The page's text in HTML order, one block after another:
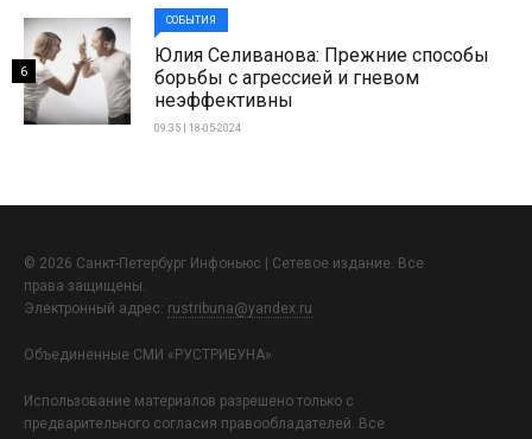
СОБЫТИЯ
Юлия Селиванова: Прежние способы
борьбы с агрессией и гневом
неэффективны
09:35 | 18-05-2024
6
© 2026 Санкт-Петербург Инфоньюс | Сетевое издание. Все
права защищены.
Электронный адрес: rustribuna@yandex.ru
Объединенные СМИ «РУСТРИБУНА»
Использование материалов разрешено только с
предварительного согласия правообладателей. Все